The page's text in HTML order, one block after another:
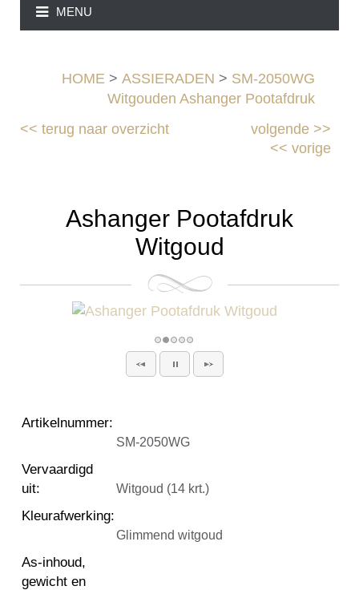
MENU
HOME > ASSIERADEN > SM-2050WG
Witgouden Ashanger Pootafdruk
<<terug naar overzicht volgende>>
<< vorige
Ashanger Pootafdruk
Witgoud
Artikelnummer:
SM-2050WG
Vervaardigd
uit: Witgoud (14 krt.)
Kleurafwerking:
Glimmend witgoud
As-inhoud,
gewicht en